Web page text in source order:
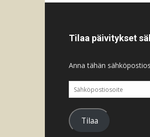
Tilaa päivitykset
Anna tähän
Sähköpostiosoite
Tilaa